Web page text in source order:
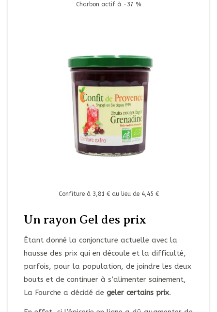
Charbon actif à -37 %
Confiture à 3,81 € au lieu de 4,45 €
Un rayon Gel des prix
Étant donné la conjoncture actuelle avec la
hausse des prix qui en découle et la difficulté,
parfois, pour la population, de joindre les deux
bouts et de continuer à s’alimenter sainement,
La Fourche a décidé de geler certains prix.